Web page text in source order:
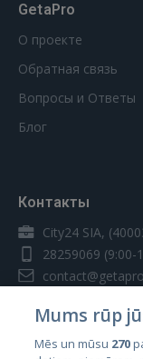
GetaPro
О проекте
Обратная связь
Вопросы и Ответы
Блог
Контакты
City24 SIA,
28259069 (9:00-
Mums rūp
Mēs un mūsu 270